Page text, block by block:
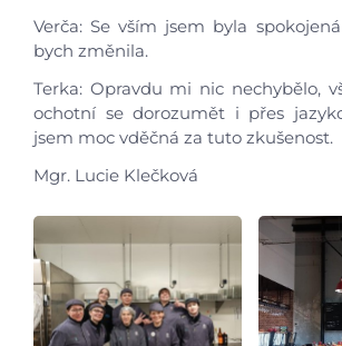
Verča: Se vším jsem byla
bych změnila.
Terka: Opravdu mi nic nechybělo,
ochotní se dorozumět i přes
jsem moc vděčná za tuto zkušenost.
Mgr. Lucie Klečková